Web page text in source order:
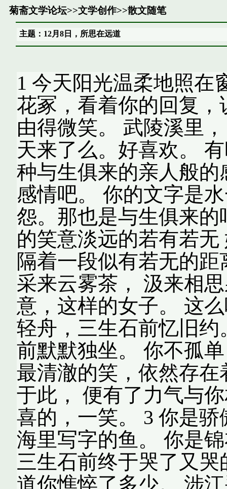
菊斋文学论坛>>文学创作>>散文随笔
主题：12月8日，所思在远道
1 今天阳光温柔地照在
花冢，看着你的回复
由得微笑。 武陵溪里
天来了么。好喜欢。
种与生俱来的亲人般
感情吧。 你的文字是
怨。那也是与生俱来
的笑意淡远的若有若
隔着一段似有若无的
采来云雾茶， 汲来相
意，这样的女子。 这
轻舟，三生石前忆旧
前默默独坐。 你不孤
最清澈的笑，依然存
于此， 便有了力气与
喜的，一笑。 3 你是
海里写字的鱼。 你是
三生石前终于哭了又
道你憔悴了多少。 涉